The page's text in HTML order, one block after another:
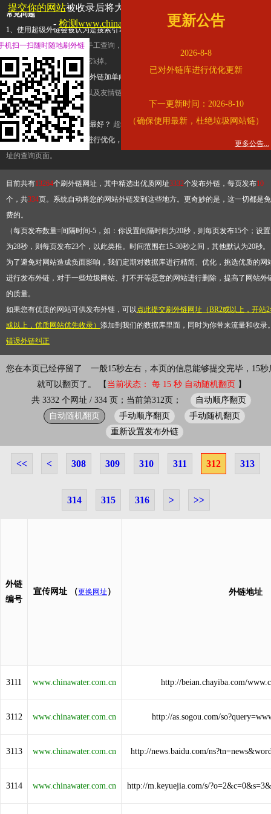
常见问题
1、使用超级外链会被认为是搜索引擎优化作弊吗？ 超级外链只是一个简便而集成
查询工具，模拟的是正常手工查询，不是作弊。如果是作弊，那您可以使用超级外
推广竞争对手的网址，让它k掉。
2、网站优化单纯依靠超级外链加单向链接可行吗？
链，需要结合普通的外链以及友情链接，您可以到站长论坛发布外链，到友情链接
台交换友情链接。
3、如何使用超级外链效果最好？ 超级外链不同于普通的外链，它是动态的链接，
有频繁使用超级外链工具进行优化，才能获得稳定的外链
，最终使搜索引擎收录带
址的查询页面。
目前共有13264个刷外链网址，其中精选出优质网址3332个发布外链，每页发布10
个，共334页。系统自动将您的网站外链发到这些地方。更奇妙的是，这一切都是免
费的。
（每页发布数量=间隔时间-5，如：你设置间隔时间为20秒，则每页发布15个；设置
为28秒，则每页发布23个，以此类推。时间范围在15-30秒之间，其他默认为20秒
为了避免对网站造成负面影响，我们定期对数据库进行精简、优化，挑选优质的网
进行发布外链，对于一些垃圾网站、打不开等恶意的网站进行删除，提高了网站外
的质量。
如果您有优质的网站可供发布外链，可以点此提交刷外链网址（BR2或以上，开站
或以上，优质网站优先收录） 添加到我们的数据库里面，同时为你带来流量和收录
错误外链纠正
您在本页已经停留了
一般15秒左右，本页的信息能够提交完毕，15秒
就可以翻页了。 【 当前状态： 每 15 秒 自动随机翻页 】
共 3332 个网址 / 334 页；当前第312页；
自动顺序翻页
自动随机翻页
手动顺序翻页
手动随机翻页
重新设置发布外链
<< < 308 309 310 311 312 313
314 315 316 > >>
外链
编号
宣传网址 （更换网址 ） 外链地址
3111 www.chinawater.com.cn http://beian.chayiba.com/
3112 www.chinawater.com.cn http://as.sogou.com/
3113 www.chinawater.com.cn http://news.baidu.com/
3114 www.chinawater.com.cn http://m.keyuejia.com/s/
提交你的网站被收录后将大幅提升流量和外链，
- 检测www.chinawater.com.cn是否收录
更新公告
2026-8-8
已对外链库进行优化更新
下一更新时间：2026-8-10
（确保使用最新，杜绝垃圾网站链）
更多公告...
机扫一扫随时随地刷外链